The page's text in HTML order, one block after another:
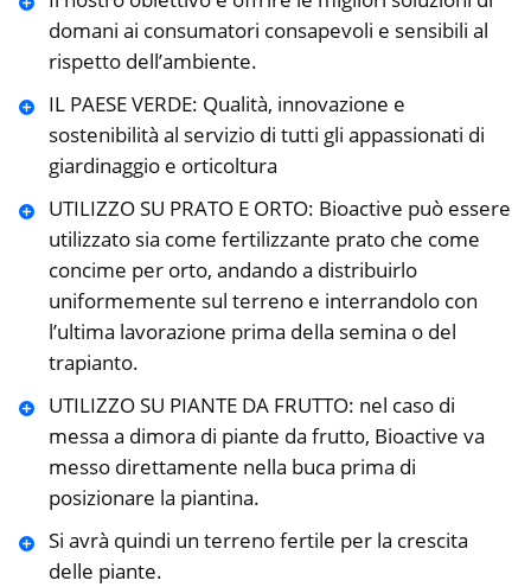
domani ai consumatori consapevoli e sensibili al
rispetto dell’ambiente.
IL PAESE VERDE: Qualità, innovazione e
sostenibilità al servizio di tutti gli appassionati di
giardinaggio e orticoltura
UTILIZZO SU PRATO E ORTO: Bioactive può essere
utilizzato sia come fertilizzante prato che come
concime per orto, andando a distribuirlo
uniformemente sul terreno e interrandolo con
l’ultima lavorazione prima della semina o del
trapianto.
UTILIZZO SU PIANTE DA FRUTTO: nel caso di
messa a dimora di piante da frutto, Bioactive va
messo direttamente nella buca prima di
posizionare la piantina.
Si avrà quindi un terreno fertile per la crescita
delle piante.